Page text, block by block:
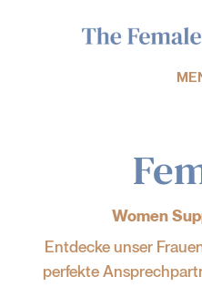
Women
Entdecke unser
perfekte